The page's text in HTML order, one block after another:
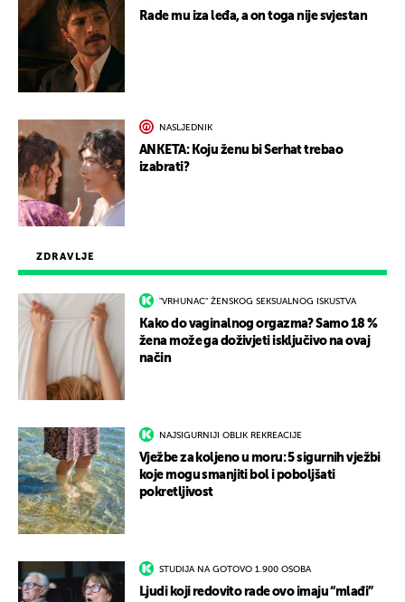
ZDRAVLJE
"VRHUNAC" ŽENSKOG SEKSUALNOG ISKUSTVA
Kako do vaginalnog orgazma? Samo 18 %
žena može ga doživjeti isključivo na ovaj
način
NAJSIGURNIJI OBLIK REKREACIJE
Vježbe za koljeno u moru: 5 sigurnih vježbi
koje mogu smanjiti bol i poboljšati
pokretljivost
STUDIJA NA GOTOVO 1.900 OSOBA
Ljudi koji redovito rade ovo imaju “mlađi”
Rade mu iza leđa, a on toga nije svjestan
NASLJEDNIK
ANKETA: Koju ženu bi Serhat trebao
izabrati?